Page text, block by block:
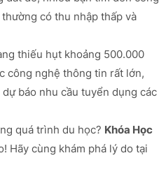
có thu nhập thấp và
thiếu hụt khoảng 500.000
công nghệ thông tin rất lớn,
báo nhu cầu tuyển dụng các
quá trình du học? Khóa Học
Hãy cùng khám phá lý do tại